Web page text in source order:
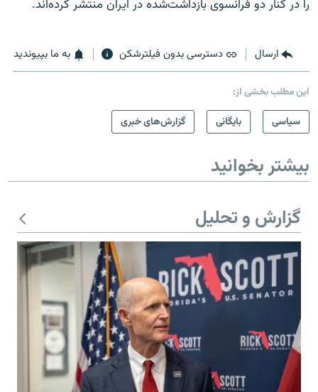
را در کنار دو فرانسوی بازداشت‌شده در ایران منتشر کرده‌اند.
ارسال دسترسی بدون فیلترشکن به ما بپیوندید
این مطلب بخشی از:
سیاسی
بایگانی گزارش‌های خبری
بیشتر بخوانید
گزارش و تحلیل